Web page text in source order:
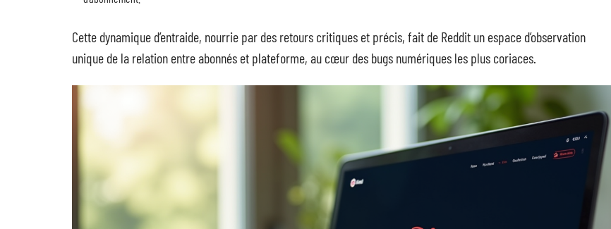
Cette dynamique d’entraide, nourrie par des retours critiques et précis, fait de Reddit un espace d’observation
unique de la relation entre abonnés et plateforme, au cœur des bugs numériques les plus coriaces.